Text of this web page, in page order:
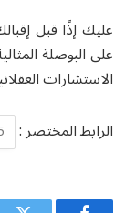
عليك إذًا قبل
على البوصلة
الاستشارات
الرابط المختصر :